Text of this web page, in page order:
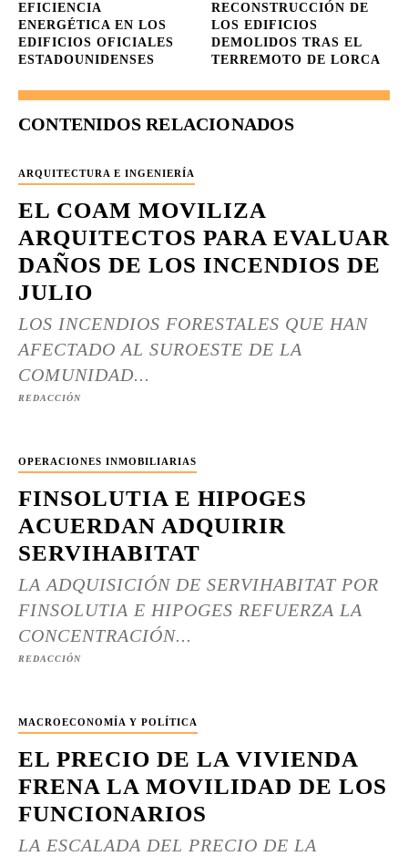
EFICIENCIA
ENERGÉTICA EN LOS
EDIFICIOS OFICIALES
ESTADOUNIDENSES
RECONSTRUCCIÓN DE
LOS EDIFICIOS
DEMOLIDOS TRAS EL
TERREMOTO DE LORCA
CONTENIDOS RELACIONADOS
ARQUITECTURA E INGENIERÍA
EL COAM MOVILIZA
ARQUITECTOS PARA EVALUAR
DAÑOS DE LOS INCENDIOS DE
JULIO
LOS INCENDIOS FORESTALES QUE HAN
AFECTADO AL SUROESTE DE LA
COMUNIDAD...
REDACCIÓN
OPERACIONES INMOBILIARIAS
FINSOLUTIA E HIPOGES
ACUERDAN ADQUIRIR
SERVIHABITAT
LA ADQUISICIÓN DE SERVIHABITAT POR
FINSOLUTIA E HIPOGES REFUERZA LA
CONCENTRACIÓN...
REDACCIÓN
MACROECONOMÍA Y POLÍTICA
EL PRECIO DE LA VIVIENDA
FRENA LA MOVILIDAD DE LOS
FUNCIONARIOS
LA ESCALADA DEL PRECIO DE LA